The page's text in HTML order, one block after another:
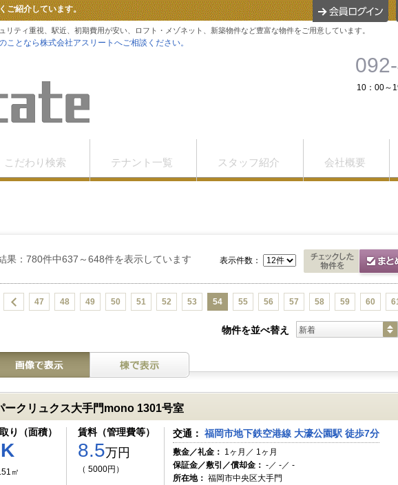
ご紹介しています。
ティ重視、駅近、初期費用が安い、ロフト・メゾネット、新築物件など豊富な物件をご用意しています。
となら株式会社アスリートへご相談ください。
10：00～
こだわり検索 テナント一覧 スタッフ紹介 会社概要
果：780件中637～648件を表示しています
47 48 49 50 51 52 53 54 55 56 57 58 59 60
表示件数：
物件を並べ替え 新着
ークリュクス大手門mono 1301号室
り（面積）
㎡
賃料（管理費等）
8.5万円
（ 5000円）
交通： 福岡市地下鉄空港線 大濠公園駅 徒歩7分
敷金／礼金： 1ヶ月／ 1ヶ月
保証金／敷引／償却金： -／ -／ -
所在地： 福岡市中央区大手門